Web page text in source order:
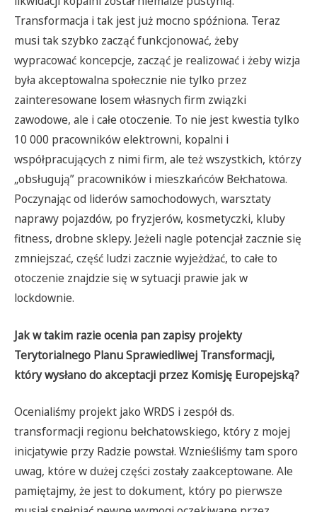
Transformacja i tak jest już mocno spóźniona. Teraz
musi tak szybko zacząć funkcjonować, żeby
wypracować koncepcje, zacząć je realizować i żeby wizja
była akceptowalna społecznie nie tylko przez
zainteresowane losem własnych firm związki
zawodowe, ale i całe otoczenie. To nie jest kwestia tylko
10 000 pracowników elektrowni, kopalni i
współpracujących z nimi firm, ale też wszystkich, którzy
„obsługują” pracowników i mieszkańców Bełchatowa.
Poczynając od liderów samochodowych, warsztaty
naprawy pojazdów, po fryzjerów, kosmetyczki, kluby
fitness, drobne sklepy. Jeżeli nagle potencjał zacznie się
zmniejszać, część ludzi zacznie wyjeżdżać, to całe to
otoczenie znajdzie się w sytuacji prawie jak w
lockdownie.
Jak w takim razie ocenia pan zapisy projekty
Terytorialnego Planu Sprawiedliwej Transformacji,
który wysłano do akceptacji przez Komisję Europejską?
Ocenialiśmy projekt jako WRDS i zespół ds.
transformacji regionu bełchatowskiego, który z mojej
inicjatywie przy Radzie powstał. Wznieśliśmy tam sporo
uwag, które w dużej części zostały zaakceptowane. Ale
pamiętajmy, że jest to dokument, który po pierwsze